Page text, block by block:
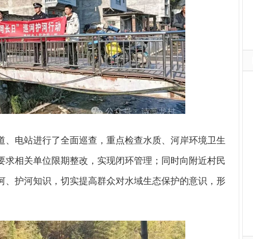
电站进行了全面巡查，重点检查水质、河岸环境卫生
求相关单位限期整改，实现闭环管理；同时向附近村民
护河知识，切实提高群众对水域生态保护的意识，形